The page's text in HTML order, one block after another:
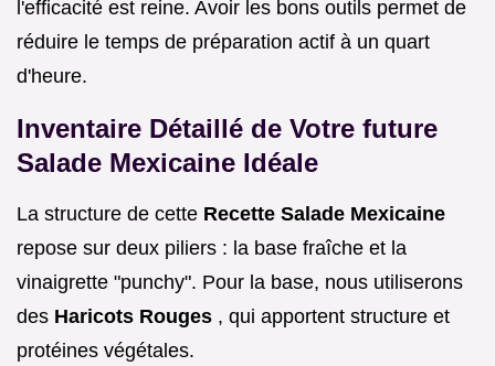
l'efficacité est reine. Avoir les bons outils permet de
réduire le temps de préparation actif à un quart
d'heure.
Inventaire Détaillé de Votre future
Salade Mexicaine Idéale
La structure de cette Recette Salade Mexicaine
repose sur deux piliers : la base fraîche et la
vinaigrette "punchy". Pour la base, nous utiliserons
des Haricots Rouges , qui apportent structure et
protéines végétales.